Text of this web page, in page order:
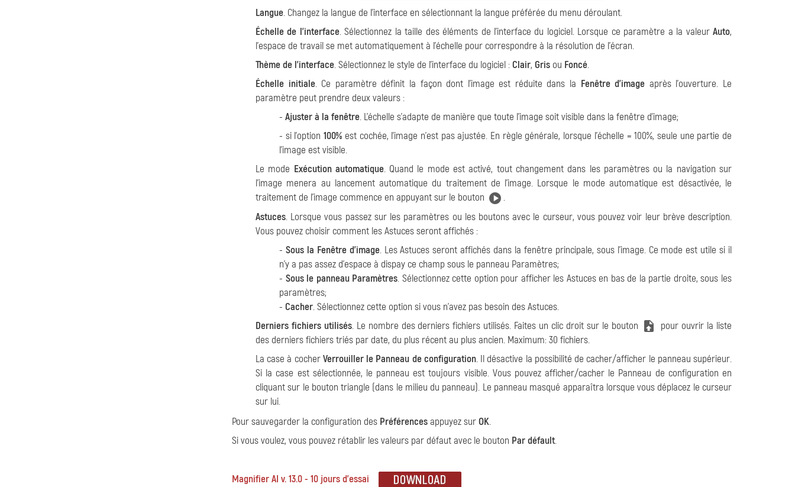
Langue. Changez la langue de l'interface en sélectionnant la langue préférée du menu déroulant.
Échelle de l'interface. Sélectionnez la taille des éléments de l'interface du logiciel. Lorsque ce paramètre a la valeurAuto,
l'espace de travail se met automatiquement à l'échelle pour correspondre à la résolution de l'écran.
Thème de l'interface. Sélectionnez le style de l'interface du logiciel :Clair, Gris ou Foncé.
Échelle initiale. Ce paramètre définit la façon dont l'image est réduite dans la Fenêtre d'image après l'ouverture. Le
paramètre peut prendre deux valeurs :
- Ajuster à la fenêtre. L'échelle s'adapte de manière que toute l'image soit visible dans la fenêtre d'image;
- si l'option100% est cochée, l'image n'est pas ajustée. En règle générale, lorsque l'échelle = 100%, seule une partie de
l'image est visible.
Le mode Exécution automatique. Quand le mode est activé, tout changement dans les paramètres ou la navigation sur
l'image menera au lancement automatique du traitement de l'image. Lorsque le mode automatique est désactivée, le
traitement de l'image commence en appuyant sur le bouton
.
Astuces. Lorsque vous passez sur les paramètres ou les boutons avec le curseur, vous pouvez voir leur brève description.
Vous pouvez choisir comment les Astuces seront affichés :
- Sous la Fenêtre d'image. Les Astuces seront affichés dans la fenêtre principale, sous l'image. Ce mode est utile si il
n'y a pas assez d'espace à dispay ce champ sous le panneau Paramètres;
- Sous le panneau Paramètres. Sélectionnez cette option pour afficher les Astuces en bas de la partie droite, sous les
paramètres;
- Cacher. Sélectionnez cette option si vous n'avez pas besoin des Astuces.
Derniers fichiers utilisés. Le nombre des derniers fichiers utilisés. Faites un clic droit sur le bouton
pour ouvrir la liste
des derniers fichiers triés par date, du plus récent au plus ancien. Maximum: 30 fichiers.
La case à cocherVerrouiller le Panneau de configuration. Il désactive la possibilité de cacher/afficher le panneau supérieur.
Si la case est sélectionnée, le panneau est toujours visible. Vous pouvez afficher/cacher le Panneau de configuration en
cliquant sur le bouton triangle (dans le milieu du panneau). Le panneau masqué apparaîtra lorsque vous déplacez le curseur
sur lui.
Pour sauvegarder la configuration des Préférencesappuyez surOK.
Si vous voulez, vous pouvez rétablir les valeurs par défaut avec le bouton Par défault.
Magnifier AI v. 13.0 - 10 jours d'essai